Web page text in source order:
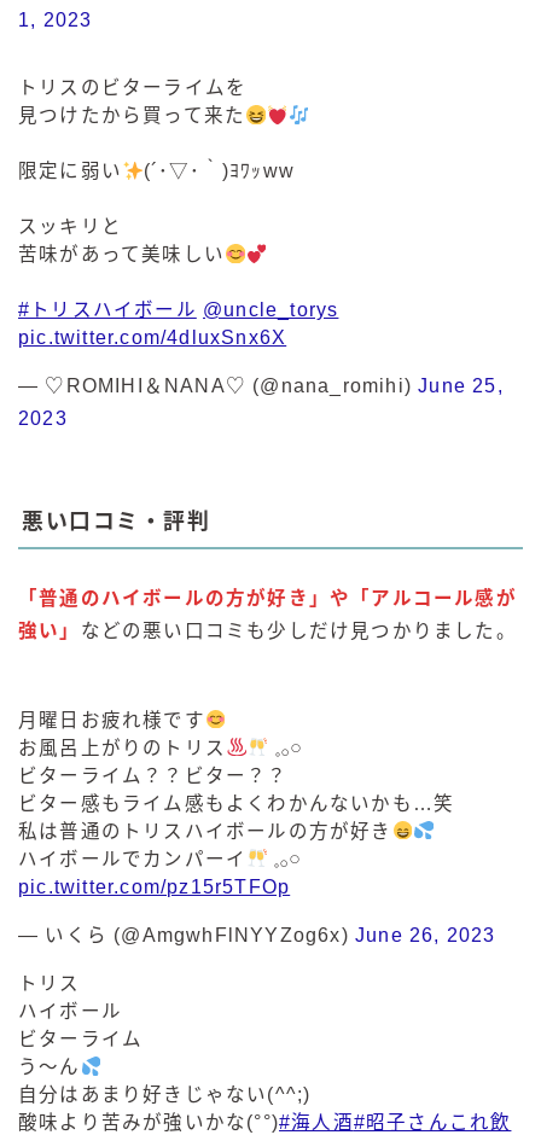
1, 2023
トリスのビターライムを
見つけたから買って来た
限定に弱い (´･▽･｀)ﾖﾜｯww
スッキリと
苦味があって美味しい
#トリスハイボール @uncle_torys
pic.twitter.com/4dluxSnx6X
— ♡ROMIHI＆NANA♡ (@nana_romihi)June 25,
2023
悪い口コミ・評判
「普通のハイボールの方が好き」や「アルコール感が
強い」 などの悪い口コミも少しだけ見つかりました。
月曜日お疲れ様です
お風呂上がりのトリス
𓈒𓂂𓏸
ビターライム？？ビター？？
ビター感もライム感もよくわかんないかも…笑
私は普通のトリスハイボールの方が好き
ハイボールでカンパーイ
𓈒𓂂𓏸
pic.twitter.com/pz15r5TFOp
— いくら (@AmgwhFlNYYZog6x) June 26, 2023
トリス
ハイボール
ビターライム
う～ん
自分はあまり好きじゃない(^^;)
酸味より苦みが強いかな(°°)#海人酒#昭子さんこれ飲